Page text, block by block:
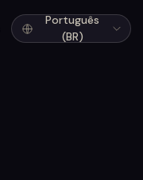
Português
(BR)